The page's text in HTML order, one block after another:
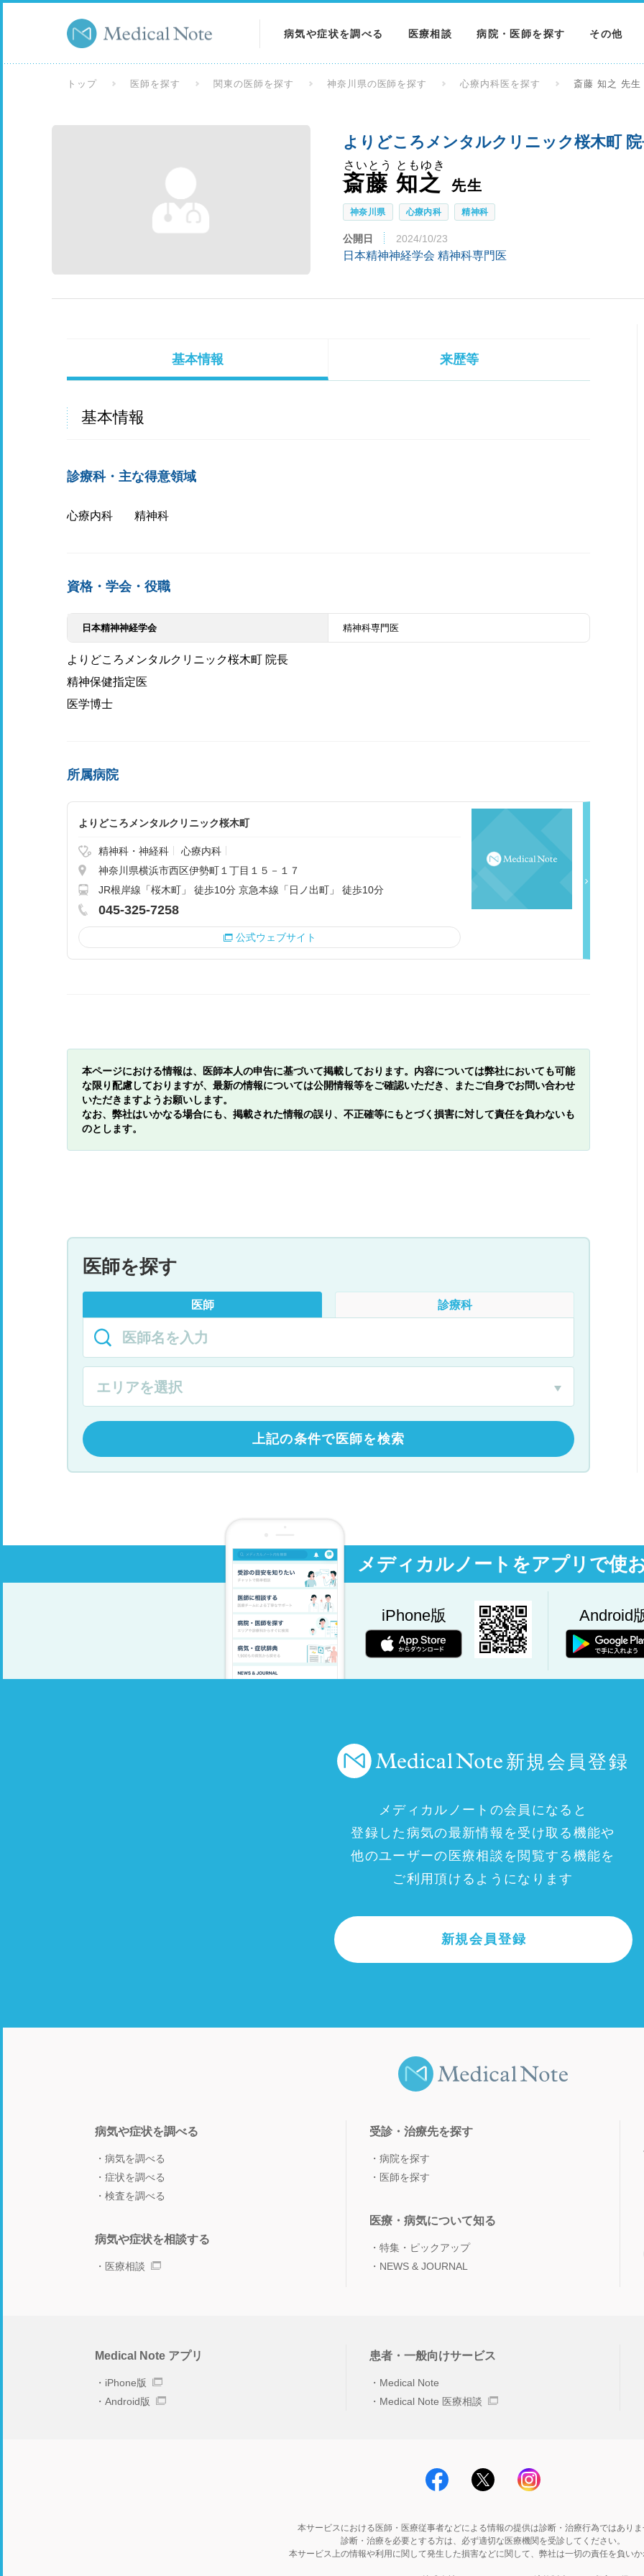
病気や症状を調べる
検査を調べる
医療相談 病院・医師を探す その他
トップ 医師を探す 関東の医師を探す 神奈川県の医師を探す 心療内科医を探す 斎藤 知之 先生
よりどころメンタルクリニック桜木町
斎藤 知之
さいとう ともゆき
先生
神奈川県 心療内科 精神科
公開日 2024/10/23
日本精神神経学会 精神科専門医
基本情報 来歴等
基本情報
診療科・主な得意領域
心療内科 精神科
資格・学会・役職
日本精神神経学会 精神科専門医
よりどころメンタルクリニック桜木町 院長
精神保健指定医
医学博士
所属病院
よりどころメンタルクリニック桜木町
精神科・神経科
心療内科
神奈川県横浜市西区伊勢町１丁目１５－１７
JR根岸線「桜木町」 徒歩10分 京急本線「日ノ出町」 徒歩10分
045-325-7258
公式ウェブサイト
本ページにおける情報は、医師本人の申告に基づいて掲載しております。内容については弊社においても可能
な限り配慮しておりますが、最新の情報については公開情報等をご確認いただき、またご自身でお問い合わせ
いただきますようお願いします。
なお、弊社はいかなる場合にも、掲載された情報の誤り、不正確等にもとづく損害に対して責任を負わないも
のとします。
医師を探す
医師 診療科
上記の条件で医師を検索
メディカルノートをアプリで使
iPhone版 Android
新規会員登録
メディカルノートの会員になると
登録した病気の最新情報を受け取る機能や
他のユーザーの医療相談を閲覧する機能を
ご利用頂けるようになります
新規会員登録
病気や症状を調べる
病気を調べる
症状を調べる
検査を調べる
病気や症状を相談する
医療相談
受診・治療先を探す
病院を探す
医師を探す
医療・病気について知る
特集・ピックアップ
NEWS & JOURNAL
Medical Note アプリ
iPhone版
Android版
患者・一般向けサービス
Medical Note
Medical Note 医療相談
本サービスにおける医師・医療従事者などによる情報の提供は診断・治療行為ではあり
診断・治療を必要とする方は、必ず適切な医療機関を受診してください。
本サービス上の情報や利用に関して発生した損害などに関して、弊社は一切の責任を負い